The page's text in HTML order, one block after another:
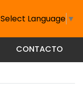
Select Language ▼
CONTACTO